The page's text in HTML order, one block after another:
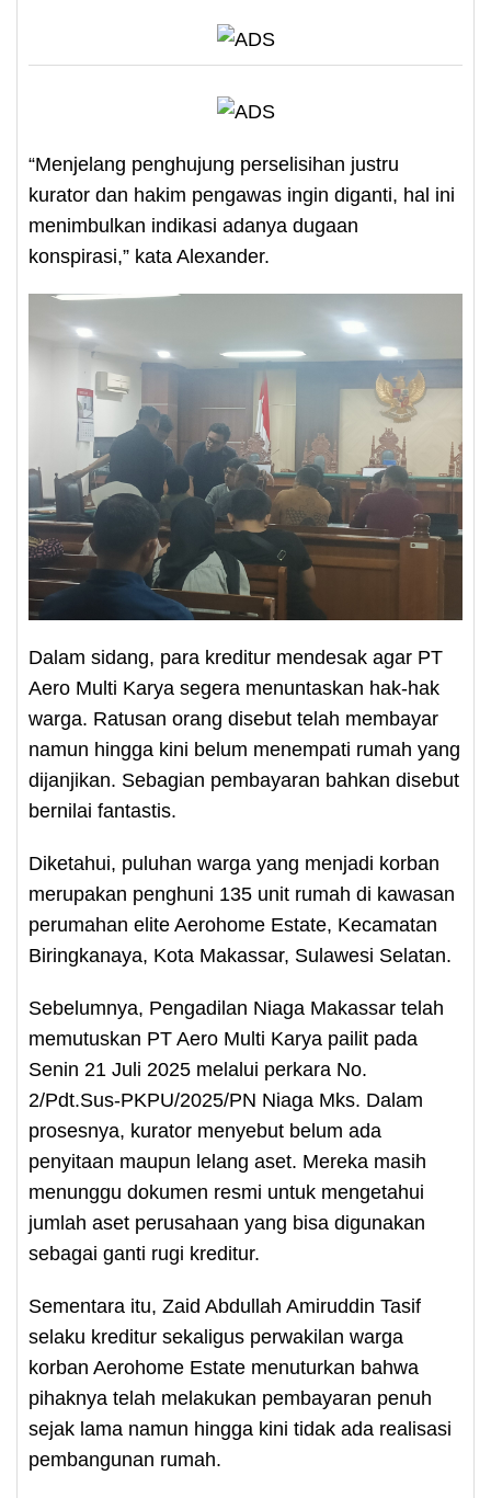
“Menjelang penghujung perselisihan justru
kurator dan hakim pengawas ingin diganti, hal ini
menimbulkan indikasi adanya dugaan
konspirasi,” kata Alexander.
Dalam sidang, para kreditur mendesak agar PT
Aero Multi Karya segera menuntaskan hak-hak
warga. Ratusan orang disebut telah membayar
namun hingga kini belum menempati rumah yang
dijanjikan. Sebagian pembayaran bahkan disebut
bernilai fantastis.
Diketahui, puluhan warga yang menjadi korban
merupakan penghuni 135 unit rumah di kawasan
perumahan elite Aerohome Estate, Kecamatan
Biringkanaya, Kota Makassar, Sulawesi Selatan.
Sebelumnya, Pengadilan Niaga Makassar telah
memutuskan PT Aero Multi Karya pailit pada
Senin 21 Juli 2025 melalui perkara No.
2/Pdt.Sus-PKPU/2025/PN Niaga Mks. Dalam
prosesnya, kurator menyebut belum ada
penyitaan maupun lelang aset. Mereka masih
menunggu dokumen resmi untuk mengetahui
jumlah aset perusahaan yang bisa digunakan
sebagai ganti rugi kreditur.
Sementara itu, Zaid Abdullah Amiruddin Tasif
selaku kreditur sekaligus perwakilan warga
korban Aerohome Estate menuturkan bahwa
pihaknya telah melakukan pembayaran penuh
sejak lama namun hingga kini tidak ada realisasi
pembangunan rumah.